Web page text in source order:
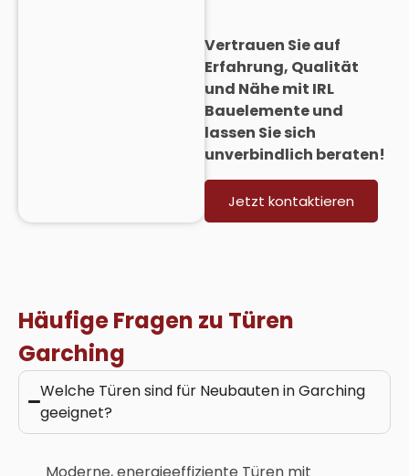
Vertrauen Sie auf
Erfahrung, Qualität
und Nähe mit IRL
Bauelemente und
lassen Sie sich
unverbindlich beraten!
Jetzt kontaktieren
Häufige Fragen zu Türen
Garching
Welche Türen sind für Neubauten in Garching
geeignet?
Moderne, energieeffiziente Türen mit